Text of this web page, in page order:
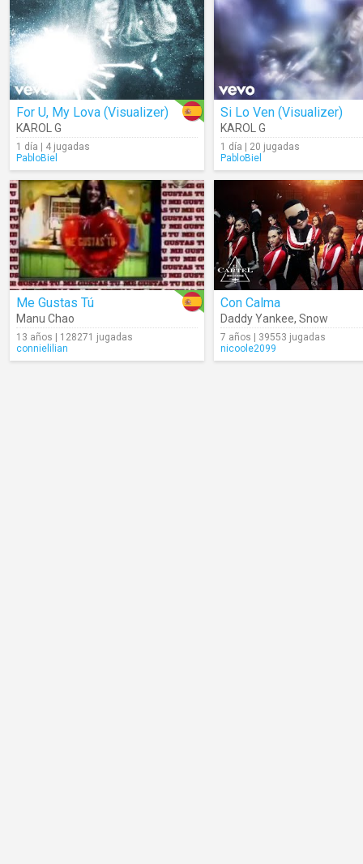
For U, My Lova (Visualizer)
KAROL G
1 día | 4 jugadas
PabloBiel
Si Lo Ven (Visualizer)
KAROL G
1 día | 20 jugadas
PabloBiel
Me Gustas Tú
Manu Chao
13 años | 128271 jugadas
connielilian
Con Calma
Daddy Yankee, Snow
7 años | 39553 jugadas
nicoole2099